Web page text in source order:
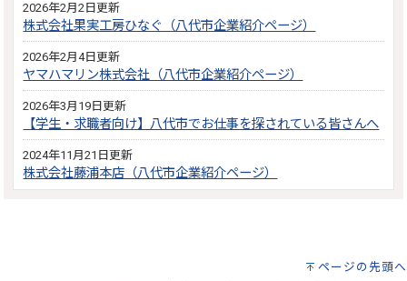
2026年2月2日更新
株式会社果実工房ひなぐ（八代市企業紹介ページ）
2026年2月4日更新
ヤマハマリン株式会社（八代市企業紹介ページ）
2026年3月19日更新
【学生・求職者向け】八代市でお仕事を探されている皆さんへ
2024年11月21日更新
株式会社藤浦本店（八代市企業紹介ページ）
ページの先頭へ